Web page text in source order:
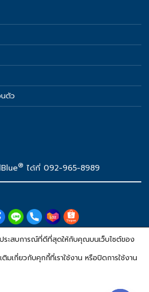
นตัว
® ได้ที่ 092-965-8989
DasBlue®Thailand
trademark of the DasBlue Co., Ltd.
of the Verband der Automobilindustrie e.V.
ระสบการณ์ที่ดีที่สุดให้กับคุณบนเว็บไซต์ของ
เกี่ยวกับคุกกี้ที่เราใช้งาน หรือปิดการใช้งาน